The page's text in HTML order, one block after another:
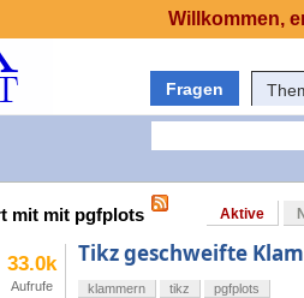
Fragen
mit mit pgfplots Aktive
33.0k
Aufrufe
Tikz geschweifte
klammern tikz pgfplots
Willkommen,